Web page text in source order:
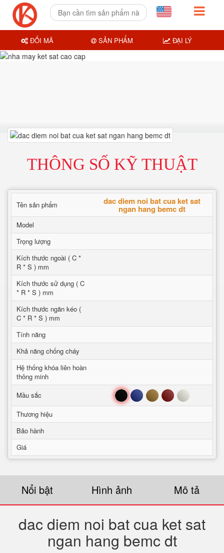
THÔNG SỐ KỸ THUẬT
Tên sản phẩm dac diem noi bat cua ket sat
ngan hang bemc dt
Model
Trọng lượng
Kích thước ngoài ( C *
R * S ) mm
Kích thước sử dụng ( C
* R * S ) mm
Kích thước ngăn kéo (
C * R * S ) mm
Tính năng
Khả năng chống cháy
Hệ thống khóa liên hoàn
thông minh
Mầu sắc
Đen Xanh Nâu Đỏ Trắng
Thương hiệu
Bảo hành
Giá
Nổi bật Hình ảnh Mô tả
dac diem noi bat cua ket sat
ngan hang bemc dt
ĐỔI MÃ SẢN PHẨM ĐẠI LÝ